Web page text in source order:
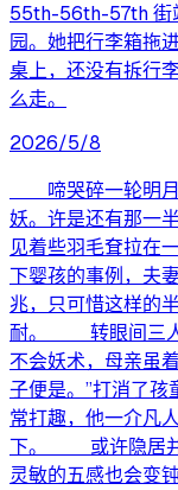
55th-56th-57th 街
园。她把行李箱拖
桌上，还没有拆行
么走。
2026/5/8
啼哭碎一轮明月
妖。许是还有那一
见着些羽毛耷拉
下婴孩的事例，夫
兆，只可惜这样的
耐。 转眼间三人
不会妖术，母亲虽
子便是。”打消了
常打趣，他一介凡
下。 或许隐居并
灵敏的五感也会变